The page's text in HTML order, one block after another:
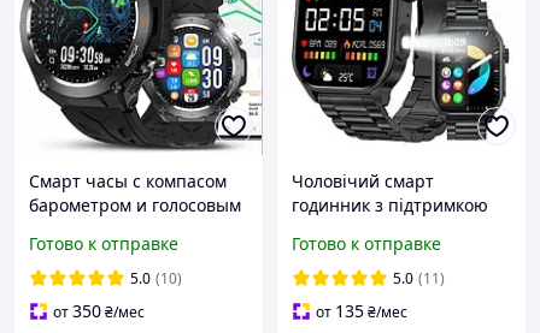
Смарт часы с компасом
барометром и голосовым
smart watch которые
меряют пульс и давление
Готово к отправке
5.0 (10)
от350₴/мес
Чоловічий смарт
годинник з підтримкою
крокоміром для контролю
здоров'я квадратний
Готово к отправке
5.0 (11)
от 135₴/мес